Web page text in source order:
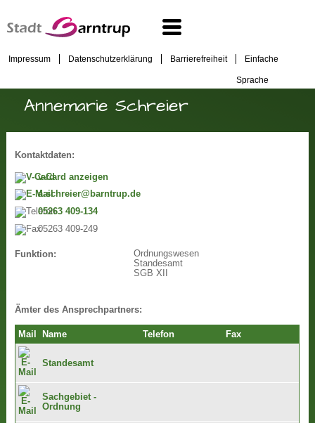
Impressum Datenschutzerklärung Barrierefreiheit Einfache
Sprache
Annemarie Schreier
Kontaktdaten:
v-Card anzeigen
a.schreier@barntrup.de
05263 409-134
05263 409-249
Funktion:
Ordnungswesen
Standesamt
SGB XII
Ämter des Ansprechpartners:
Mail Name Telefon Fax
Standesamt
Sachgebiet -
Ordnung